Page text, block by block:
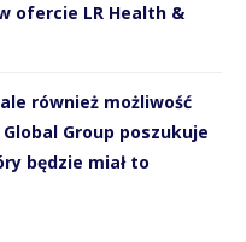
ofercie LR Health &
również możliwość
Group poszukuje
będzie miał to